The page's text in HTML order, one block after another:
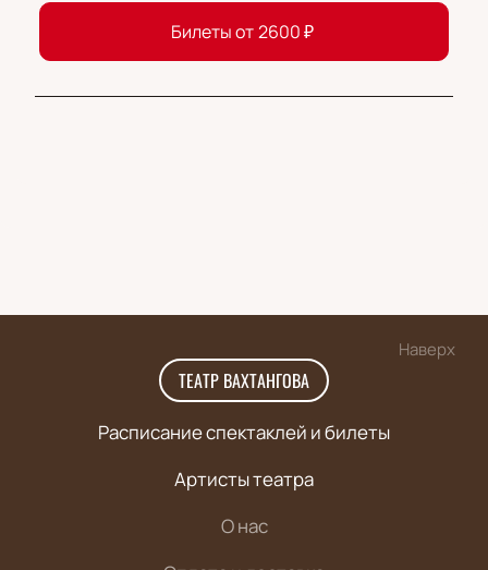
Билеты от 2600₽
Наверх
ТЕАТР ВАХТАНГОВА
Расписание спектаклей и билеты
Артисты театра
О нас